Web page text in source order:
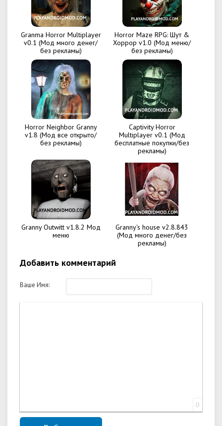
Granma Horror Multiplayer
v0.1 (Мод много денег/
без рекламы)
Horror Maze RPG: Шут &
Хоррор v1.0 (Мод меню/
без рекламы)
Horror Neighbor Granny
v1.8 (Мод все открыто/
без рекламы)
Captivity Horror
Multiplayer v0.1 (Мод
бесплатные покупки/без
рекламы)
Granny Outwitt v1.8.2 Мод
меню
Granny's house v2.8.843
(Мод много денег/без
рекламы)
Добавить комментарий
Ваше Имя:
0